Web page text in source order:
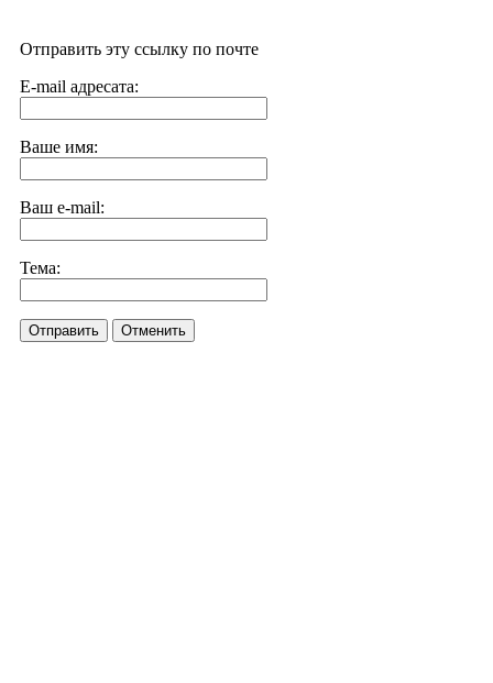
Отправить эту ссылку по почте
E-mail адресата:
Ваше имя:
Ваш e-mail:
Тема:
Отправить Отменить